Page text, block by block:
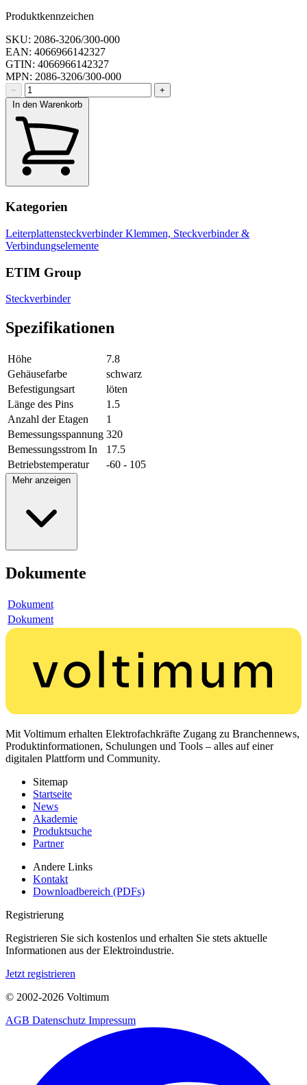
Produktkennzeichen
SKU: 2086-3206/300-000
EAN: 4066966142327
GTIN: 4066966142327
MPN: 2086-3206/300-000
−
+
In den Warenkorb
Kategorien
LeiterplattensteckverbinderKlemmen, Steckverbinder &
Verbindungselemente
ETIM Group
Steckverbinder
Spezifikationen
Höhe
7.8
Gehäusefarbe
schwarz
Befestigungsart
löten
Länge des Pins
1.5
Anzahl der Etagen
1
Bemessungsspannung 320
Bemessungsstrom In
17.5
Betriebstemperatur
-60 - 105
Mehr anzeigen
Dokumente
Dokument
Dokument
Mit Voltimum erhalten Elektrofachkräfte Zugang zu Branchennews,
Produktinformationen, Schulungen und Tools – alles auf einer
digitalen Plattform und Community.
Sitemap
Startseite
News
Akademie
Produktsuche
Partner
Andere Links
Kontakt
Downloadbereich (PDFs)
Registrierung
Registrieren Sie sich kostenlos und erhalten Sie stets aktuelle
Informationen aus der Elektroindustrie.
Jetzt registrieren
© 2002-2026 Voltimum
AGB Datenschutz Impressum